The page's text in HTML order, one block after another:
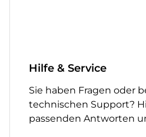
Hilfe & Service
Sie haben Fragen oder
technischen Support?
passenden Antworten